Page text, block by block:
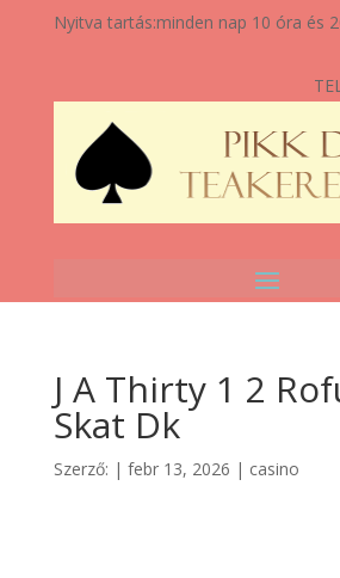
Nyitva tartás:minden nap 10 óra és
J A Thirty 1 2
Skat Dk
Szerző: | febr 13, 2026 | casino